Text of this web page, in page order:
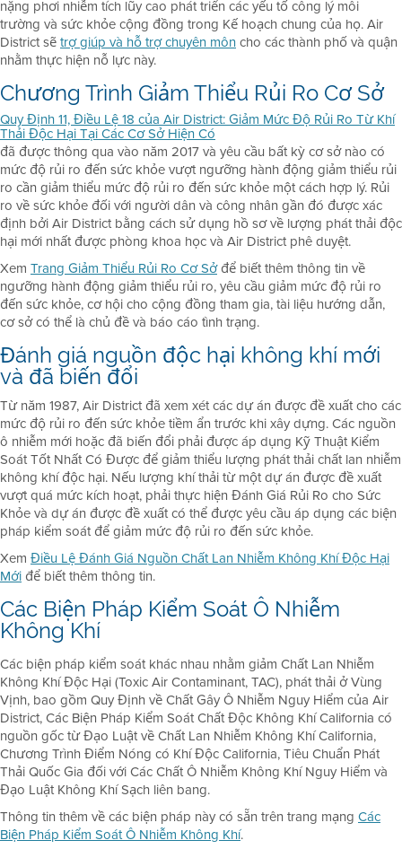
nặng phơi nhiễm tích lũy cao phát triển các yếu tố công lý môi
trường và sức khỏe cộng đồng trong Kế hoạch chung của họ. Air
District sẽtrợ giúp và hỗ trợ chuyên môncho các thành phố và quận
nhằm thực hiện nỗ lực này.
Chương Trình Giảm Thiểu Rủi Ro Cơ Sở
Quy Định 11, Điều Lệ 18 của Air District: Giảm Mức Độ Rủi Ro Từ Khí
Thải Độc Hại Tại Các Cơ Sở Hiện Có
đã được thông qua vào năm 2017 và yêu cầu bất kỳ cơ sở nào có
mức độ rủi ro đến sức khỏe vượt ngưỡng hành động giảm thiểu rủi
ro cần giảm thiểu mức độ rủi ro đến sức khỏe một cách hợp lý. Rủi
ro về sức khỏe đối với người dân và công nhân gần đó được xác
định bởi Air District bằng cách sử dụng hồ sơ về lượng phát thải độc
hại mới nhất được phòng khoa học và Air District phê duyệt.
Xem Trang Giảm Thiểu Rủi Ro Cơ Sở để biết thêm thông tin về
ngưỡng hành động giảm thiểu rủi ro, yêu cầu giảm mức độ rủi ro
đến sức khỏe, cơ hội cho cộng đồng tham gia, tài liệu hướng dẫn,
cơ sở có thể là chủ đề và báo cáo tình trạng.
Đánh giá nguồn độc hại không khí mới
và đã biến đổi
Từ năm 1987, Air District đã xem xét các dự án được đề xuất cho các
mức độ rủi ro đến sức khỏe tiềm ẩn trước khi xây dựng. Các nguồn
ô nhiễm mới hoặc đã biến đổi phải được áp dụng Kỹ Thuật Kiểm
Soát Tốt Nhất Có Được để giảm thiểu lượng phát thải chất lan nhiễm
không khí độc hại. Nếu lượng khí thải từ một dự án được đề xuất
vượt quá mức kích hoạt, phải thực hiện Đánh Giá Rủi Ro cho Sức
Khỏe và dự án được đề xuất có thể được yêu cầu áp dụng các biện
pháp kiểm soát để giảm mức độ rủi ro đến sức khỏe.
Xem Điều Lệ Đánh Giá Nguồn Chất Lan Nhiễm Không Khí Độc Hại
Mới để biết thêm thông tin.
Các Biện Pháp Kiểm Soát Ô Nhiễm
Không Khí
Các biện pháp kiểm soát khác nhau nhằm giảm Chất Lan Nhiễm
Không Khí Độc Hại (Toxic Air Contaminant, TAC), phát thải ở Vùng
Vịnh, bao gồm Quy Định về Chất Gây Ô Nhiễm Nguy Hiểm của Air
District, Các Biện Pháp Kiểm Soát Chất Độc Không Khí California có
nguồn gốc từ Đạo Luật về Chất Lan Nhiễm Không Khí California,
Chương Trình Điểm Nóng có Khí Độc California, Tiêu Chuẩn Phát
Thải Quốc Gia đối với Các Chất Ô Nhiễm Không Khí Nguy Hiểm và
Đạo Luật Không Khí Sạch liên bang.
Thông tin thêm về các biện pháp này có sẵn trên trang mạng Các
Biện Pháp Kiểm Soát Ô Nhiễm Không Khí.